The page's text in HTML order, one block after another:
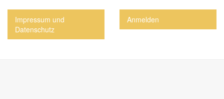
Impressum und
Datenschutz
Anmelden